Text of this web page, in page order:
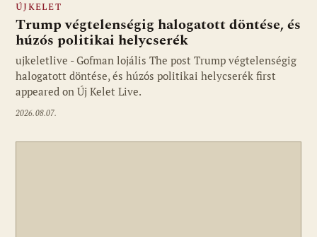
Fotó: ujkelet.live
ÚJKELET
Trump végtelenségig halogatott döntése, és
húzós politikai helycserék
ujkeletlive - Gofman lojális The post Trump végtelenségig
halogatott döntése, és húzós politikai helycserék first
appeared on Új Kelet Live.
2026.08.07.